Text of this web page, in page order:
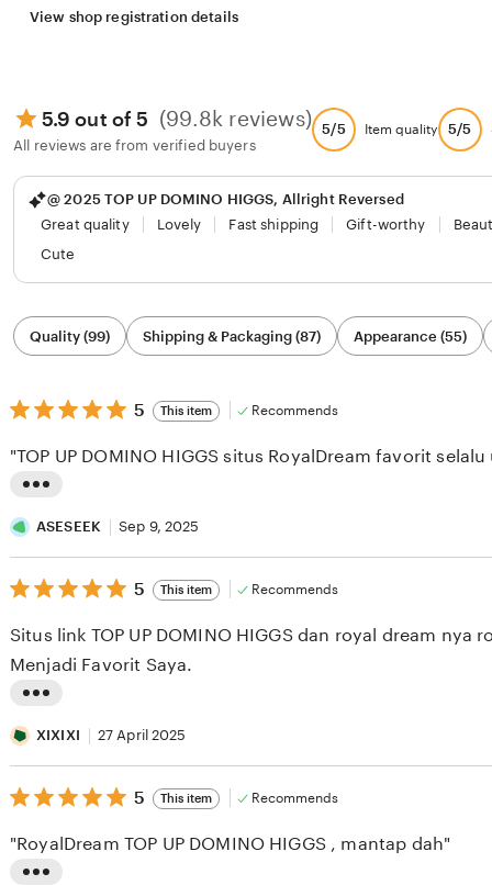
View shop registration details
5.9 out of 5 (99.8k reviews)
All reviews are from verified buyers
5/5 Item quality 5/5
@ 2025 TOP UP DOMINO HIGGS, Allright Reversed
Great quality
Lovely Fast shipping Gift-worthy
Cute
Filter
by
category
Quality (99) Shipping & Packaging (87) Appearance (55)
5
out
stars
5 This item Recommends
i
s
t
n
g
e
v
i
w
"TOP UP DOMINO HIGGS situs RoyalDream favorit
ASESEEK Sep 9, 2025
5
out
5
stars
5 This item Recommends
i
s
t
n
Situs link TOP UP DOMINO HIGGS dan royal dream nya
Menjadi Favorit Saya.
XIXIXI 27 April 2025
5
out
5
stars
5 This item Recommends
"RoyalDream TOP UP DOMINO HIGGS , mantap dah"